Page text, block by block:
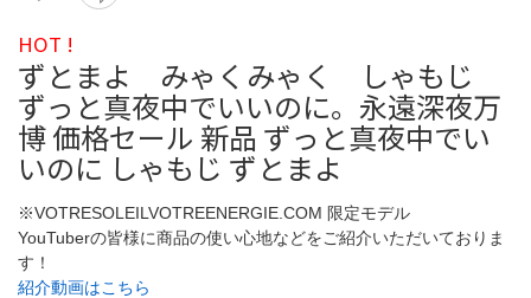
HOT !
ずとまよ みゃくみゃく しゃもじ
ずっと真夜中でいいのに。永遠深夜万
博 価格セール 新品 ずっと真夜中でい
いのに しゃもじ ずとまよ
※VOTRESOLEILVOTREENERGIE.COM 限定モデル
YouTuberの皆様に商品の使い心地などをご紹介いただいておりま
す！
紹介動画はこちら